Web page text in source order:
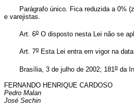
Parágrafo único. Fica reduzida a 0%
e varejistas.
Art. 6o O disposto nesta Lei não se
Art. 7o Esta Lei entra em vigor na
Brasília, 3 de julho de 2002; 181o da
FERNANDO HENRIQUE CARDOSO
Pedro Malan
José Sechin